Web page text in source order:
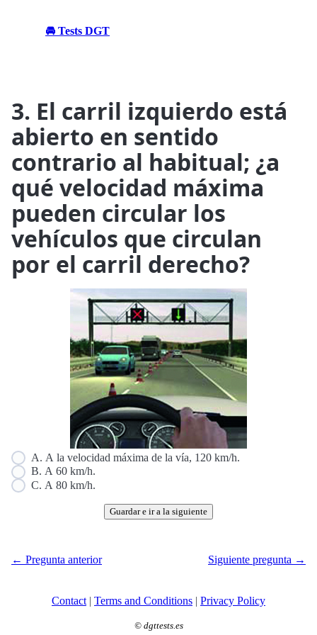
🚘 Tests DGT
3. El carril izquierdo está
abierto en sentido
contrario al habitual; ¿a
qué velocidad máxima
pueden circular los
vehículos que circulan
por el carril derecho?
A. A la velocidad máxima de la vía, 120 km/h.
B. A 60 km/h.
C. A 80 km/h.
Guardar e ir a la siguiente
← Pregunta anterior Siguiente pregunta →
Contact | Terms and Conditions | Privacy Policy
© dgttests.es